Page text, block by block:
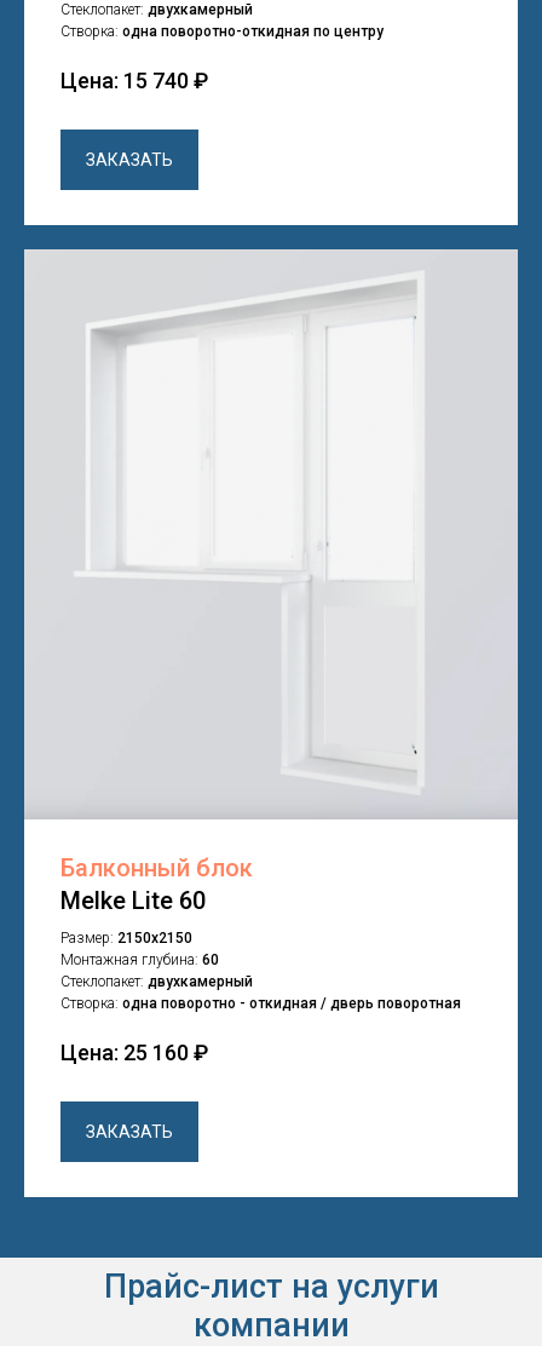
Стеклопакет: двухкамерный
Створка: одна поворотно-откидная по центру
Цена: 15 740 ₽
ЗАКАЗАТЬ
Балконный блок
Melke Lite 60
Размер: 2150х2150
Монтажная глубина: 60
Стеклопакет: двухкамерный
Створка: одна поворотно - откидная / дверь поворотная
Цена: 25 160 ₽
ЗАКАЗАТЬ
Прайс-лист на услуги
компании